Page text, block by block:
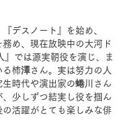
『デスノート』を始め、
め、現在放映中の大河ド
』では源実朝役を演じ、ま
柿澤さん。実は努力の人
時代や演出家の蜷川さん
、少しずつ結実し役を掴ん
の活躍がとても楽しみな俳